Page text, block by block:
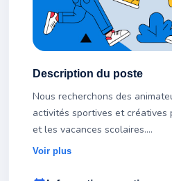
Description du poste
Nous recherchons des
activités sportives et créatives
et les vacances scolaires.
Voir plus